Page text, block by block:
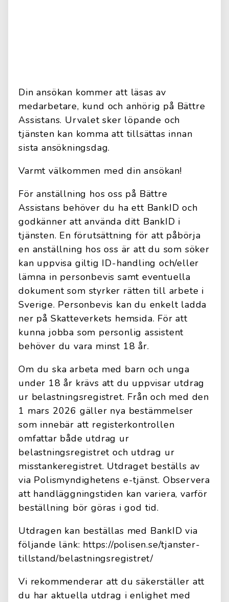
Din ansökan kommer att läsas av
medarbetare, kund och anhörig på Bättre
Assistans. Urvalet sker löpande och
tjänsten kan komma att tillsättas innan
sista ansökningsdag.
Varmt välkommen med din ansökan!
För anställning hos oss på Bättre
Assistans behöver du ha ett BankID och
godkänner att använda ditt BankID i
tjänsten. En förutsättning för att påbörja
en anställning hos oss är att du som söker
kan uppvisa giltig ID-handling och/eller
lämna in personbevis samt eventuella
dokument som styrker rätten till arbete i
Sverige. Personbevis kan du enkelt ladda
ner på Skatteverkets hemsida. För att
kunna jobba som personlig assistent
behöver du vara minst 18 år.
Om du ska arbeta med barn och unga
under 18 år krävs att du uppvisar utdrag
ur belastningsregistret. Från och med den
1 mars 2026 gäller nya bestämmelser
som innebär att registerkontrollen
omfattar både utdrag ur
belastningsregistret och utdrag ur
misstankeregistret. Utdraget beställs av
via Polismyndighetens e-tjänst. Observera
att handläggningstiden kan variera, varför
beställning bör göras i god tid.
Utdragen kan beställas med BankID via
följande länk: https://polisen.se/tjanster-
tillstand/belastningsregistret/
Vi rekommenderar att du säkerställer att
du har aktuella utdrag i enlighet med